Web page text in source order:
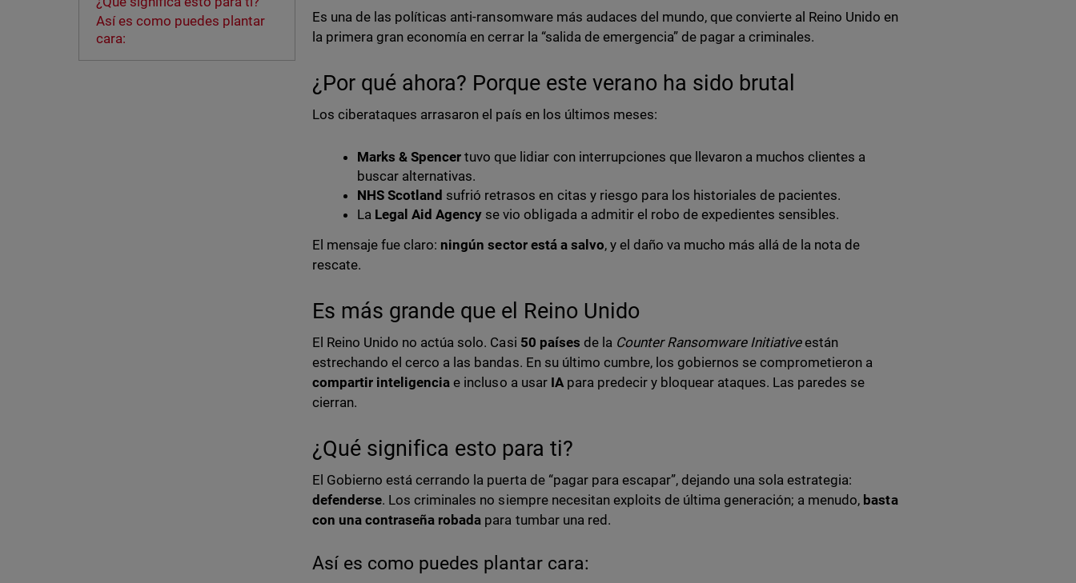
Así es como puedes plantar
cara:
Es una de las políticas anti-ransomware más audaces del mundo, que convierte al Reino Unido en
la primera gran economía en cerrar la “salida de emergencia” de pagar a criminales.
¿Por qué ahora? Porque este verano ha sido brutal
Los ciberataques arrasaron el país en los últimos meses:
Marks & Spencer tuvo que lidiar con interrupciones que llevaron a muchos clientes a
buscar alternativas.
NHS Scotland sufrió retrasos en citas y riesgo para los historiales de pacientes.
La Legal Aid Agency se vio obligada a admitir el robo de expedientes sensibles.
El mensaje fue claro: ningún sector está a salvo, y el daño va mucho más allá de la nota de
rescate.
Es más grande que el Reino Unido
El Reino Unido no actúa solo. Casi 50 países de la Counter Ransomware Initiativeestán
estrechando el cerco a las bandas. En su último cumbre, los gobiernos se comprometieron a
compartir inteligencia e incluso a usar IApara predecir y bloquear ataques. Las paredes se
cierran.
¿Qué significa esto para ti?
El Gobierno está cerrando la puerta de “pagar para escapar”, dejando una sola estrategia:
defenderse. Los criminales no siempre necesitan exploits de última generación; a menudo, basta
con una contraseña robada para tumbar una red.
Así es como puedes plantar cara: